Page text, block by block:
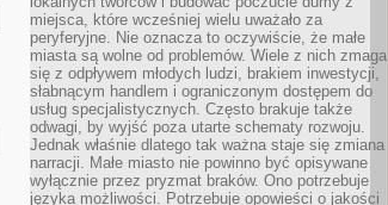
miejsca, które wcześniej wielu uważało za
peryferyjne. Nie oznacza to oczywiście, że małe
miasta są wolne od problemów. Wiele z nich zmaga
się z odpływem młodych ludzi, brakiem inwestycji,
słabnącym handlem i ograniczonym dostępem do
usług specjalistycznych. Często brakuje także
odwagi, by wyjść poza utarte schematy rozwoju.
Jednak właśnie dlatego tak ważna staje się zmiana
narracji. Małe miasto nie powinno być opisywane
wyłącznie przez pryzmat braków. Ono potrzebuje
języka możliwości. Potrzebuje opowieści o jakości